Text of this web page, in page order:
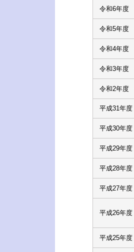
令和6年度
令和5年度
令和4年度
令和3年度
令和2年度
平成31年度
平成30年度
平成29年度
平成28年度
平成27年度
平成26年度
平成25年度